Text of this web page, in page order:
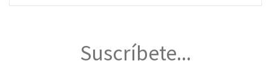
Suscríbete...